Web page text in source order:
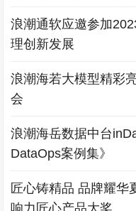
浪潮通软应邀参加
理创新发展
浪潮海若大模型精彩
会
浪潮海岳数据中台
DataOps案例集》
匠心铸精品 品牌耀华
响力匠心产品大奖